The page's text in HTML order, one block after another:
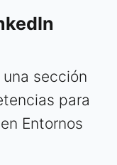
sección
para
Entornos